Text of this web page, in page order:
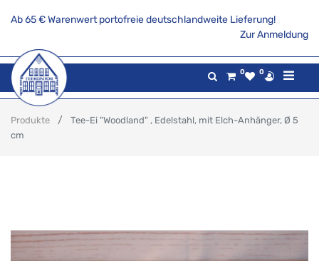
Ab 65 € Warenwert portofreie deutschlandweite Lieferung!
Zur Anmeldung
0 0
Produkte
Tee-Ei "Woodland" , Edelstahl, mit Elch-Anhänger, Ø 5
cm